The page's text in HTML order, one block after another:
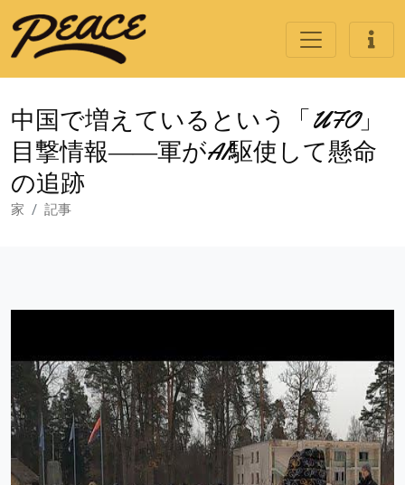
中国で増えているという「UFO」
目撃情報――軍がAI駆使して懸命
の追跡
家 記事